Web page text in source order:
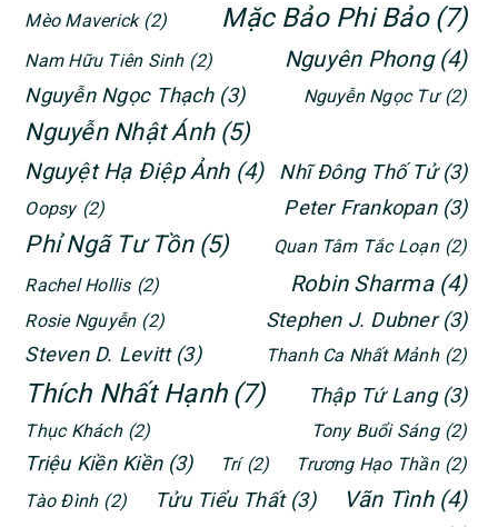
Mèo Maverick (2) Mặc Bảo Phi Bảo (7)
Nam Hữu Tiên Sinh (2) Nguyên Phong (4)
Nguyễn Ngọc Thạch (3) Nguyễn Ngọc Tư (2)
Nguyễn Nhật Ánh (5)
Nguyệt Hạ Điệp Ảnh (4) Nhĩ Đông Thố Tử (3)
Oopsy (2) Peter Frankopan (3)
Phỉ Ngã Tư Tồn (5) Quan Tâm Tắc Loạn (2)
Rachel Hollis (2) Robin Sharma (4)
Rosie Nguyễn (2) Stephen J. Dubner (3)
Steven D. Levitt (3) Thanh Ca Nhất Mảnh (2)
Thích Nhất Hạnh (7) Thập Tứ Lang (3)
Thục Khách (2) Tony Buổi Sáng (2)
Triệu Kiền Kiền (3) Trí (2) Trương Hạo Thần (2)
Tào Đình (2) Tửu Tiểu Thất (3) Vãn Tình (4)